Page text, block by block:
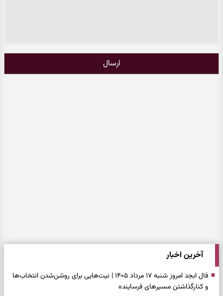
ارسال
آخرین اخبار
فال ابجد امروز شنبه ۱۷ مرداد ۱۴۰۵ | نیت‌هایی برای روشن‌شدن انتخاب‌ها
و کنارگذاشتن مسیرهای فرساینده